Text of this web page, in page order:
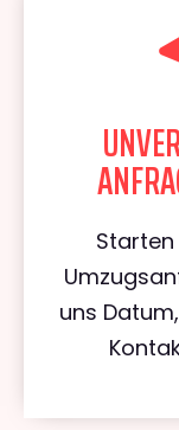
Starten
uns